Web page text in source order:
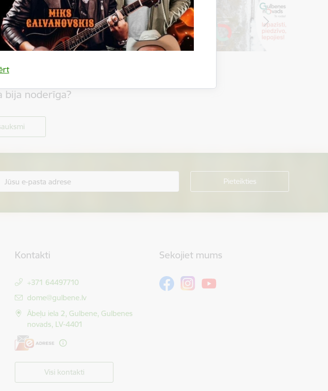
bija noderīga?
Kontakti
+371 64497710
E-pasts:
dome@gulbene.lv
Ābeļu iela 2, Gulbene, Gulbenes
novads, LV-4401
Visi kontakti
Sekojiet mums